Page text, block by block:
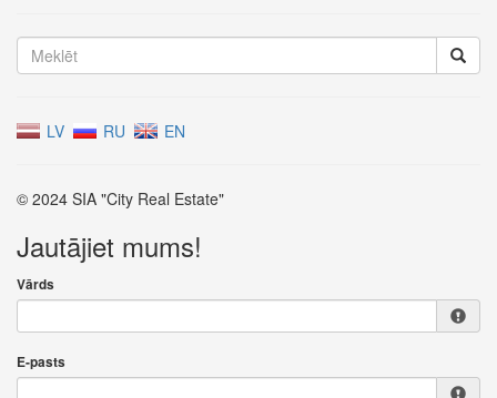
LV RU EN
© 2024 SIA "City Real Estate"
Jautājiet mums!
Vārds
E-pasts